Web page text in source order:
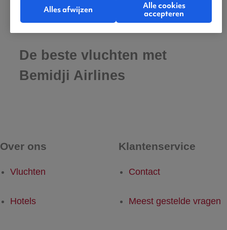
De beste vluchten met
Bemidji Airlines
Over ons
Vluchten
Hotels
Klantenservice
Contact
Meest gestelde vragen
Alles afwijzen
Alle cookies
accepteren